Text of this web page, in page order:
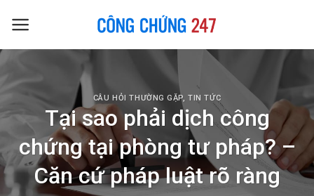
CÂU HỎI THƯỜNG GẶP,TIN TỨC
Tại sao phải dịch công
chứng tại phòng tư pháp? –
Căn cứ pháp luật rõ ràng